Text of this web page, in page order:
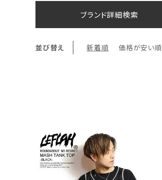
ブランド詳細検索
並び替え 新着順 価格が安い順